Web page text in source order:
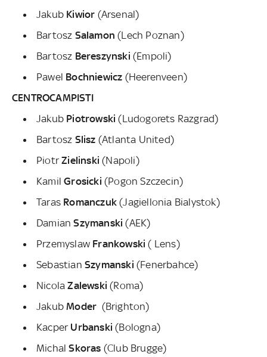
Jakub Kiwior (Arsenal)
Bartosz Salamon (Lech Poznan)
Bartosz Bereszynski (Empoli)
Pawel Bochniewicz (Heerenveen)
CENTROCAMPISTI
Jakub Piotrowski(Ludogorets Razgrad)
Bartosz Slisz (Atlanta United)
PiotrZielinski(Napoli)
KamilGrosicki(Pogon Szczecin)
Taras Romanczuk(Jagiellonia Bialystok)
DamianSzymanski(AEK)
Przemyslaw Frankowski( Lens)
Sebastian Szymanski (Fenerbahce)
NicolaZalewski(Roma)
JakubModer (Brighton)
Kacper Urbanski(Bologna)
MichalSkoras (Club Brugge)